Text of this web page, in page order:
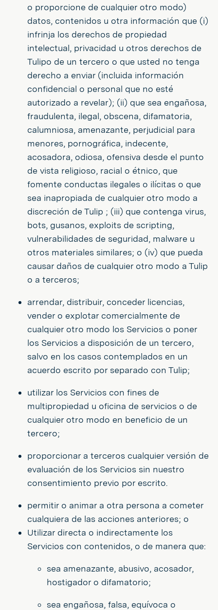
o proporcione de cualquier otro modo)
datos, contenidos u otra información que (i)
infrinja los derechos de propiedad
intelectual, privacidad u otros derechos de
Tulipo de un tercero o que usted no tenga
derecho a enviar (incluida información
confidencial o personal que no esté
autorizado a revelar); (ii) que sea engañosa,
fraudulenta, ilegal, obscena, difamatoria,
calumniosa, amenazante, perjudicial para
menores, pornográfica, indecente,
acosadora, odiosa, ofensiva desde el punto
de vista religioso, racial o étnico, que
fomente conductas ilegales o ilícitas o que
sea inapropiada de cualquier otro modo a
discreción de Tulip ; (iii) que contenga virus,
bots, gusanos, exploits de scripting,
vulnerabilidades de seguridad, malware u
otros materiales similares; o (iv) que pueda
causar daños de cualquier otro modo a Tulip
o a terceros;
arrendar, distribuir, conceder licencias,
vender o explotar comercialmente de
cualquier otro modo los Servicios o poner
los Servicios a disposición de un tercero,
salvo en los casos contemplados en un
acuerdo escrito por separado con Tulip;
utilizar los Servicios con fines de
multipropiedad u oficina de servicios o de
cualquier otro modo en beneficio de un
tercero;
proporcionar a terceros cualquier versión de
evaluación de los Servicios sin nuestro
consentimiento previo por escrito.
permitir o animar a otra persona a cometer
cualquiera de las acciones anteriores; o
Utilizar directa o indirectamente los
Servicios con contenidos, o de manera que:
sea amenazante, abusivo, acosador,
hostigador o difamatorio;
sea engañosa, falsa, equívoca o